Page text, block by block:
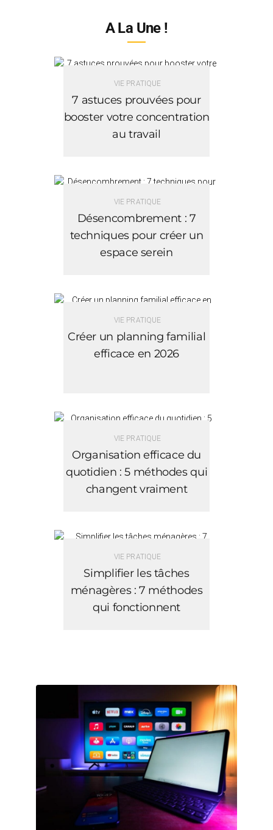
A La Une !
VIE PRATIQUE
7 astuces prouvées pour
booster votre concentration
au travail
VIE PRATIQUE
Désencombrement : 7
techniques pour créer un
espace serein
VIE PRATIQUE
Créer un planning familial
efficace en 2026
VIE PRATIQUE
Organisation efficace du
quotidien : 5 méthodes qui
changent vraiment
VIE PRATIQUE
Simplifier les tâches
ménagères : 7 méthodes
qui fonctionnent